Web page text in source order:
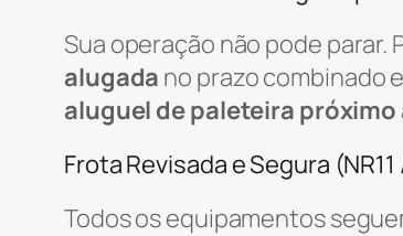
Sua operação não pode
alugada no prazo combinado
aluguel de paleteira próximo
Frota Revisada e Segura (NR11
Todos os equipamentos